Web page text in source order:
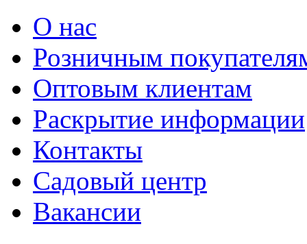
О нас
Розничным
Оптовым клиентам
Раскрытие информации
Контакты
Садовый центр
Вакансии